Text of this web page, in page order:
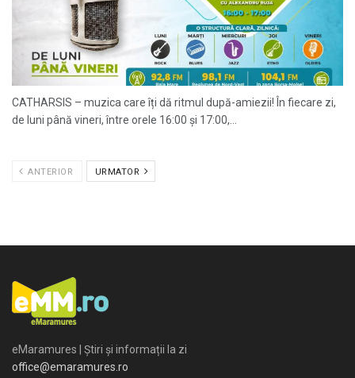
CATHARSIS – muzica care îți dă ritmul după-amiezii! În fiecare zi,
de luni până vineri, între orele 16:00 și 17:00,...
ANTERIOR URMATOR
eMaramures | Știri și informații la zi
office@emaramures.ro